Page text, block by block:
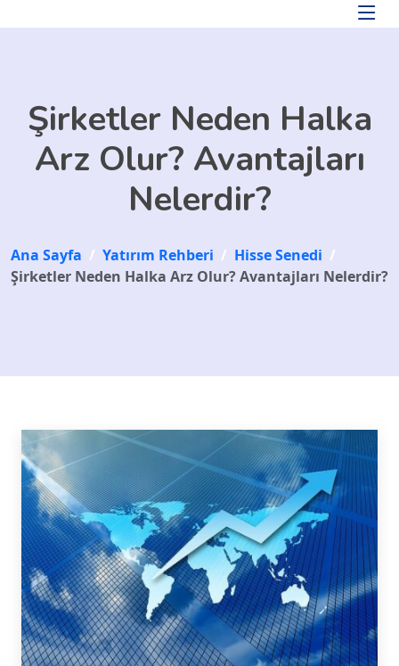
Şirketler Neden Halka
Arz Olur? Avantajları
Nelerdir?
Ana Sayfa / Yatırım Rehberi / Hisse Senedi /
Şirketler Neden Halka Arz Olur? Avantajları Nelerdir?